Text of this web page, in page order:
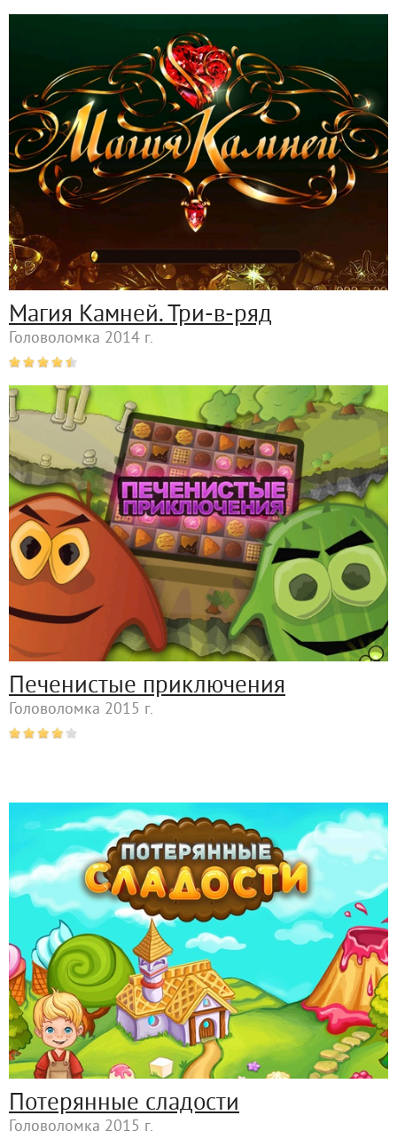
Магия Камней. Три-в-ряд
Головоломка 2014 г.
Печенистые приключения
Головоломка 2015 г.
Потерянные сладости
Головоломка 2015 г.